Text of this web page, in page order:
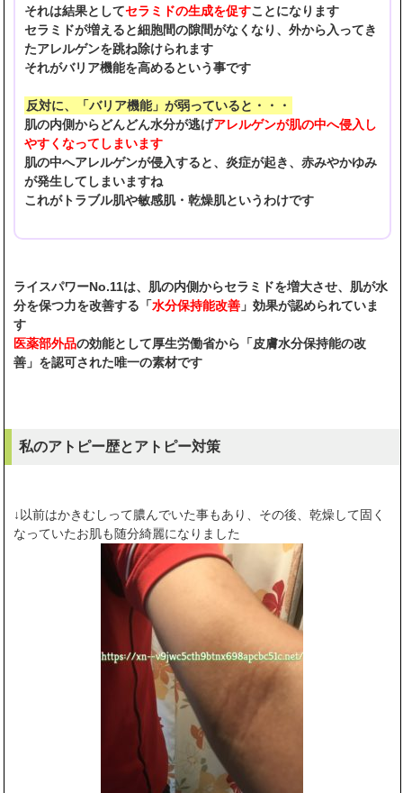
それは結果としてセラミドの生成を促すことになります
セラミドが増えると細胞間の隙間がなくなり、外から入ってき
たアレルゲンを跳ね除けられます
それがバリア機能を高めるという事です
反対に、「バリア機能」が弱っていると・・・
肌の内側からどんどん水分が逃げアレルゲンが肌の中へ侵入し
やすくなってしまいます
肌の中へアレルゲンが侵入すると、炎症が起き、赤みやかゆみ
が発生してしまいますね
これがトラブル肌や敏感肌・乾燥肌というわけです
ライスパワーNo.11は、肌の内側からセラミドを増大させ、肌が水
分を保つ力を改善する「水分保持能改善 」効果が認められていま
す
医薬部外品の効能として厚生労働省から「皮膚水分保持能の改
善」を認可された唯一の素材です
私のアトピー歴とアトピー対策
↓以前はかきむしって膿んでいた事もあり、その後、乾燥して固く
なっていたお肌も随分綺麗になりました